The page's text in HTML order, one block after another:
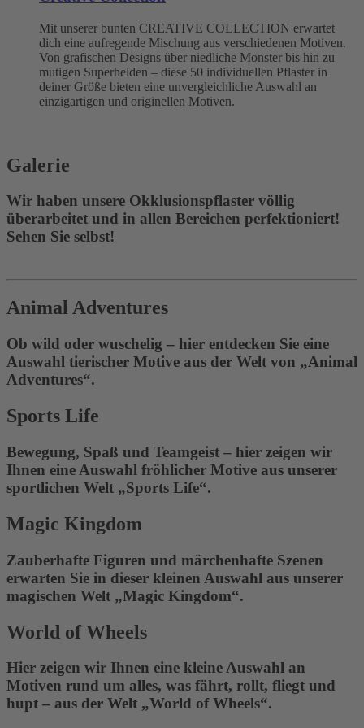
Mit unserer bunten CREATIVE COLLECTION erwartet
dich eine aufregende Mischung aus verschiedenen Motiven.
Von grafischen Designs über niedliche Monster bis hin zu
mutigen Superhelden – diese 50 individuellen Pflaster in
deiner Größe bieten eine unvergleichliche Auswahl an
einzigartigen und originellen Motiven.
Galerie
Wir haben unsere Okklusionspflaster völlig
überarbeitet und in allen Bereichen perfektioniert!
Sehen Sie selbst!
Animal Adventures
Ob wild oder wuschelig – hier entdecken Sie eine
Auswahl tierischer Motive aus der Welt von „Animal
Adventures“.
Sports Life
Bewegung, Spaß und Teamgeist – hier zeigen wir
Ihnen eine Auswahl fröhlicher Motive aus unserer
sportlichen Welt „Sports Life“.
Magic Kingdom
Zauberhafte Figuren und märchenhafte Szenen
erwarten Sie in dieser kleinen Auswahl aus unserer
magischen Welt „Magic Kingdom“.
World of Wheels
Hier zeigen wir Ihnen eine kleine Auswahl an
Motiven rund um alles, was fährt, rollt, fliegt und
hupt – aus der Welt „World of Wheels“.